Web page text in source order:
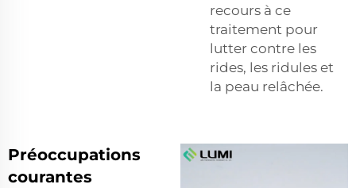
recours à ce
traitement pour
lutter contre les
rides, les ridules et
la peau relâchée.
Préoccupations
courantes